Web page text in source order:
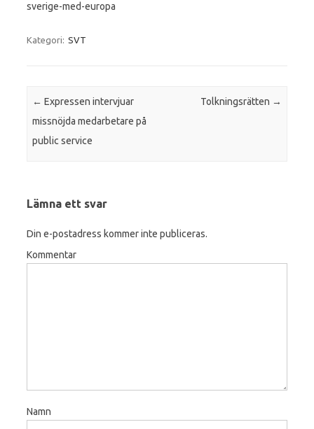
sverige-med-europa
Kategori: SVT
Inläggsnavigering
← Expressen intervjuar
missnöjda medarbetare på
public service
Tolkningsrätten →
Lämna ett svar
Din e-postadress kommer inte publiceras.
Kommentar
Namn